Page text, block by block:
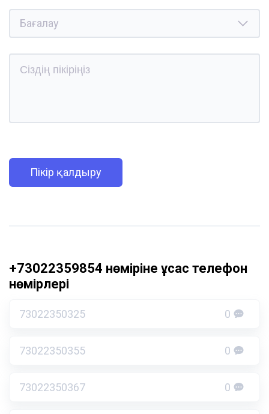
Пікір қалдыру
+73022359854 нөміріне ұқсас телефон
нөмірлері
73022350325 0
73022350355 0
73022350367 0